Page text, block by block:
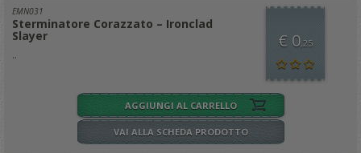
EMN031
Sterminatore Corazzato – Ironclad
Slayer
..
€ 0,25
AGGIUNGI AL CARRELLO
VAI ALLA SCHEDA PRODOTTO